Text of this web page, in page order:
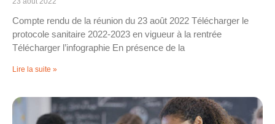
Compte rendu de la réunion du 23 août 2022 Télécharger le
protocole sanitaire 2022-2023 en vigueur à la rentrée
Télécharger l’infographie En présence de la
Lire la suite »